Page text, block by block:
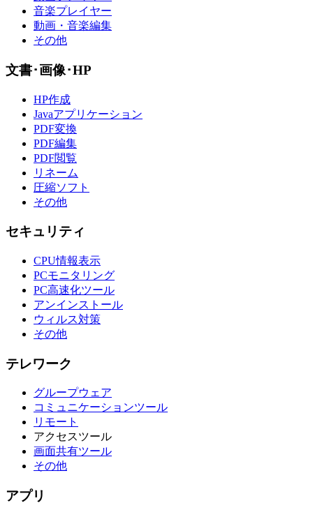
音楽プレイヤー
動画・音楽編集
その他
文書･画像･HP
HP作成
Javaアプリケーション
PDF変換
PDF編集
PDF閲覧
リネーム
圧縮ソフト
その他
セキュリティ
CPU情報表示
PCモニタリング
PC高速化ツール
アンインストール
ウィルス対策
その他
テレワーク
グループウェア
コミュニケーションツール
リモート
アクセスツール
画面共有ツール
その他
アプリ